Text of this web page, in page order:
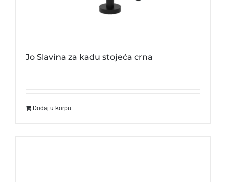
Jo Slavina za kadu stojeća crna
Dodaj u korpu